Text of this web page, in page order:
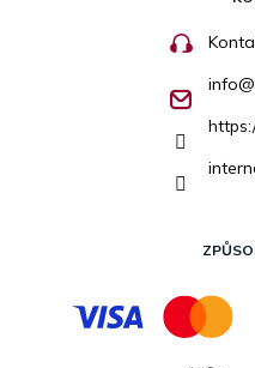
info@